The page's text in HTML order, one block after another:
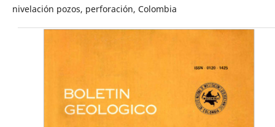
nivelación pozos, perforación, Colombia